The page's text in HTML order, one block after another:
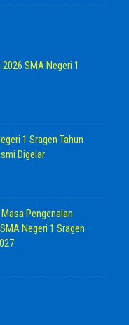
SMA Negeri 1
1 Sragen Tahun
Digelar
Pengenalan
Negeri 1 Sragen